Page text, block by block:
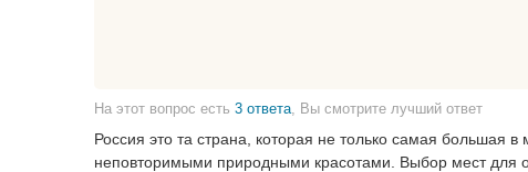
На этот вопрос есть 3 ответа , Вы смотрите лучший ответ
Россия это та страна, которая не только самая большая
неповторимыми природными красотами. Выбор мест для